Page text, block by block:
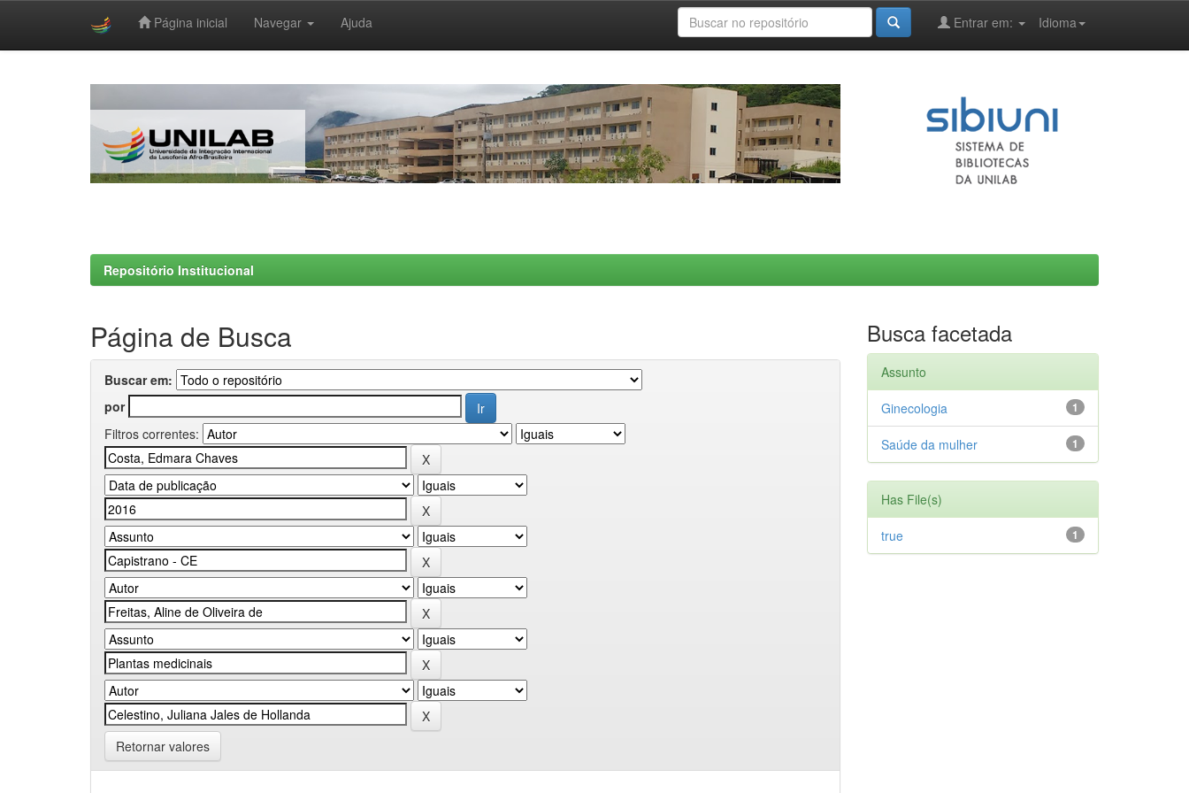
Página inicial Navegar Ajuda Idioma
Entrar em:
Repositório Institucional
Página de Busca
Buscar em:
por
Filtros correntes:
Retornar valores
Busca facetada
Assunto
1
Ginecologia
1
Saúde da mulher
Has File(s)
1
true